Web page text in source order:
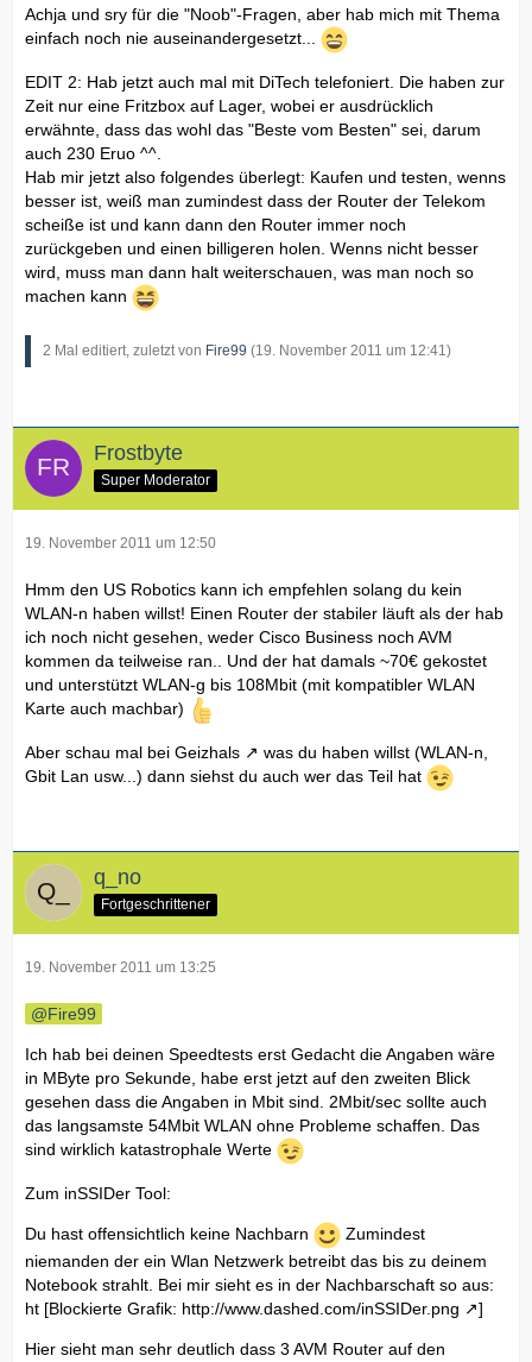
Achja und sry für die "Noob"-Fragen, aber hab mich mit Thema
einfach noch nie auseinandergesetzt...
EDIT 2: Hab jetzt auch mal mit DiTech telefoniert. Die haben zur
Zeit nur eine Fritzbox auf Lager, wobei er ausdrücklich
erwähnte, dass das wohl das "Beste vom Besten" sei, darum
auch 230 Eruo ^^.
Hab mir jetzt also folgendes überlegt: Kaufen und testen, wenns
besser ist, weiß man zumindest dass der Router der Telekom
scheiße ist und kann dann den Router immer noch
zurückgeben und einen billigeren holen. Wenns nicht besser
wird, muss man dann halt weiterschauen, was man noch so
machen kann
2 Mal editiert, zuletzt von Fire99 (19. November 2011 um 12:41)
Frostbyte
Super Moderator
19. November 2011 um 12:50
Hmm den US Robotics kann ich empfehlen solang du kein
WLAN-n haben willst! Einen Router der stabiler läuft als der hab
ich noch nicht gesehen, weder Cisco Business noch AVM
kommen da teilweise ran.. Und der hat damals ~70€ gekostet
und unterstützt WLAN-g bis 108Mbit (mit kompatibler WLAN
Karte auch machbar)
Aber schau mal bei Geizhals
was du haben willst (WLAN-n,
Gbit Lan usw...) dann siehst du auch wer das Teil hat
q_no
Fortgeschrittener
19. November 2011 um 13:25
Fire99
Ich hab bei deinen Speedtests erst Gedacht die Angaben wäre
in MByte pro Sekunde, habe erst jetzt auf den zweiten Blick
gesehen dass die Angaben in Mbit sind. 2Mbit/sec sollte auch
das langsamste 54Mbit WLAN ohne Probleme schaffen. Das
sind wirklich katastrophale Werte
Zum inSSIDer Tool:
Du hast offensichtlich keine Nachbarn
Zumindest
niemanden der ein Wlan Netzwerk betreibt das bis zu deinem
Notebook strahlt. Bei mir sieht es in der Nachbarschaft so aus:
ht [Blockierte Grafik: http://www.dashed.com/inSSIDer.png ]
Hier sieht man sehr deutlich dass 3 AVM Router auf den